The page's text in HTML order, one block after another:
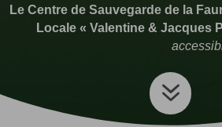
Le Centre de Sauvegarde de la
Locale « Valentine & Jacques
7